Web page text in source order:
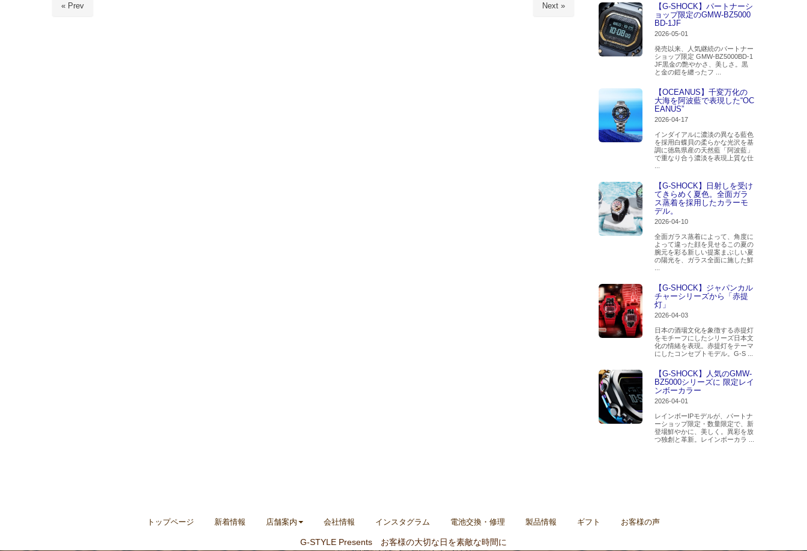
« Prev Next »
【G-SHOCK】パートナーシ
ョップ限定のGMW-BZ5000
BD-1JF
2026-05-01
発売以来、人気継続のパートナー
ショップ限定 GMW-BZ5000BD-1
JF黒金の艶やかさ、美しさ。黒
と金の鎧を纏ったフ ...
【OCEANUS】千変万化の
大海を阿波藍で表現した“OC
EANUS”
2026-04-17
インダイアルに濃淡の異なる藍色
を採用白蝶貝の柔らかな光沢を基
調に徳島県産の天然藍「阿波藍」
で重なり合う濃淡を表現上質な仕
【G-SHOCK】日射しを受け
てきらめく夏色。全面ガラ
ス蒸着を採用したカラーモ
デル。
2026-04-10
全面ガラス蒸着によって、角度に
よって違った顔を見せるこの夏の
腕元を彩る新しい提案まぶしい夏
の陽光を、ガラス全面に施した鮮
【G-SHOCK】ジャパンカル
チャーシリーズから「赤提
灯」
2026-04-03
日本の酒場文化を象徴する赤提灯
をモチーフにしたシリーズ日本文
化の情緒を表現。赤提灯をテーマ
にしたコンセプトモデル。G-S ...
【G-SHOCK】人気のGMW-
BZ5000シリーズに 限定レイ
ンボーカラー
2026-04-01
レインボーIPモデルが、パートナ
ーショップ限定・数量限定で、新
登場鮮やかに、美しく。異彩を放
つ独創と革新。レインボーカラ ...
トップページ 新着情報 店舗案内 会社情報 インスタグラム 電池交換・修理 製品情報 ギフト お客様の声
G-STYLE Presents お客様の大切な日を素敵な時間に